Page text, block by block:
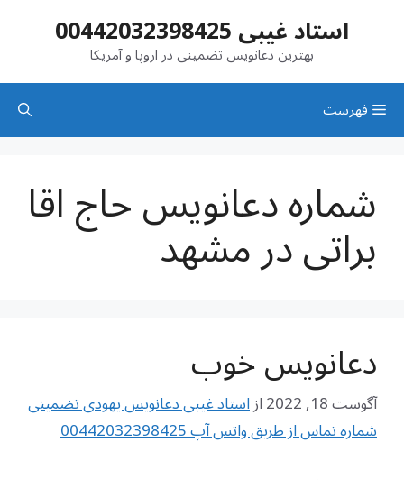
استاد غیبی 00442032398425
بهترین دعانویس تضمینی در اروپا و آمریکا
فهرست
‌شماره دعانویس حاج اقا
براتی در مشهد
دعانویس خوب
آگوست 18, 2022 ازاستاد غیبی دعانویس یهودی تضمینی
شماره تماس از طریق واتس آپ 00442032398425